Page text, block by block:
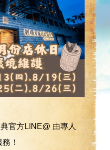
官方LINE@ 由專人
！